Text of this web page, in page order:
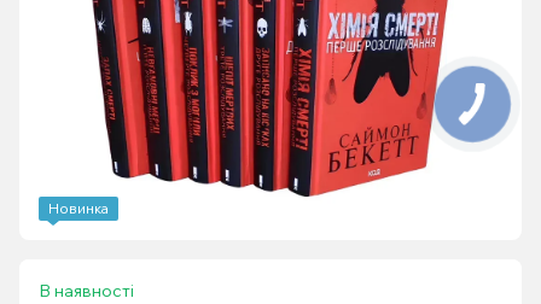
Новинка
В наявності